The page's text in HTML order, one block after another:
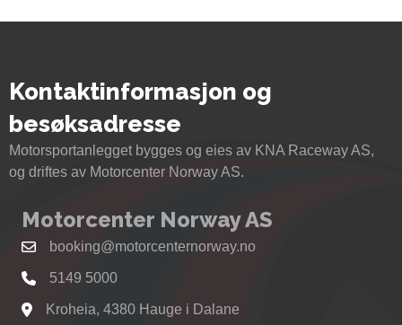
Kontaktinformasjon og
besøksadresse
Motorsportanlegget bygges og eies av KNA Raceway AS,
og driftes av Motorcenter Norway AS.
Motorcenter Norway AS
booking@motorcenternorway.no
5149 5000
Se kart til Motorcenter Norway i Sokndal
Kroheia, 4380 Hauge i Dalane